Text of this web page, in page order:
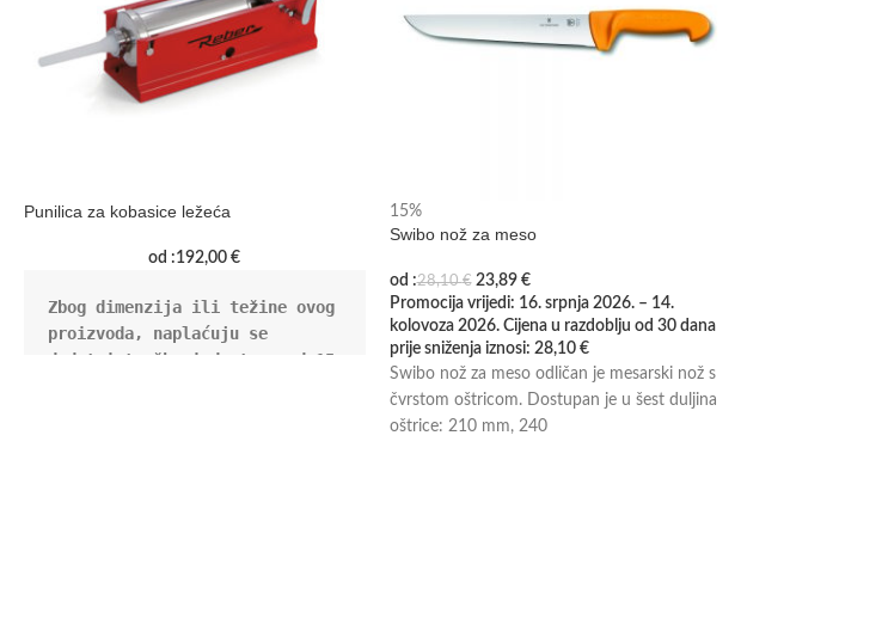
Punilica za kobasice ležeća
od :192,00€
Zbog dimenzija ili težine ovog
proizvoda, naplaćuju se
dodatni troškovi dostave od 15
15%
Swibo nož za meso
od :28,10€ 23,89 €
Promocija vrijedi: 16. srpnja 2026. – 14.
kolovoza 2026. Cijena u razdoblju od 30 dana
prije sniženja iznosi: 28,10 €
Swibo nož za meso odličan je mesarski nož s
čvrstom oštricom. Dostupan je u šest duljina
oštrice: 210 mm, 240